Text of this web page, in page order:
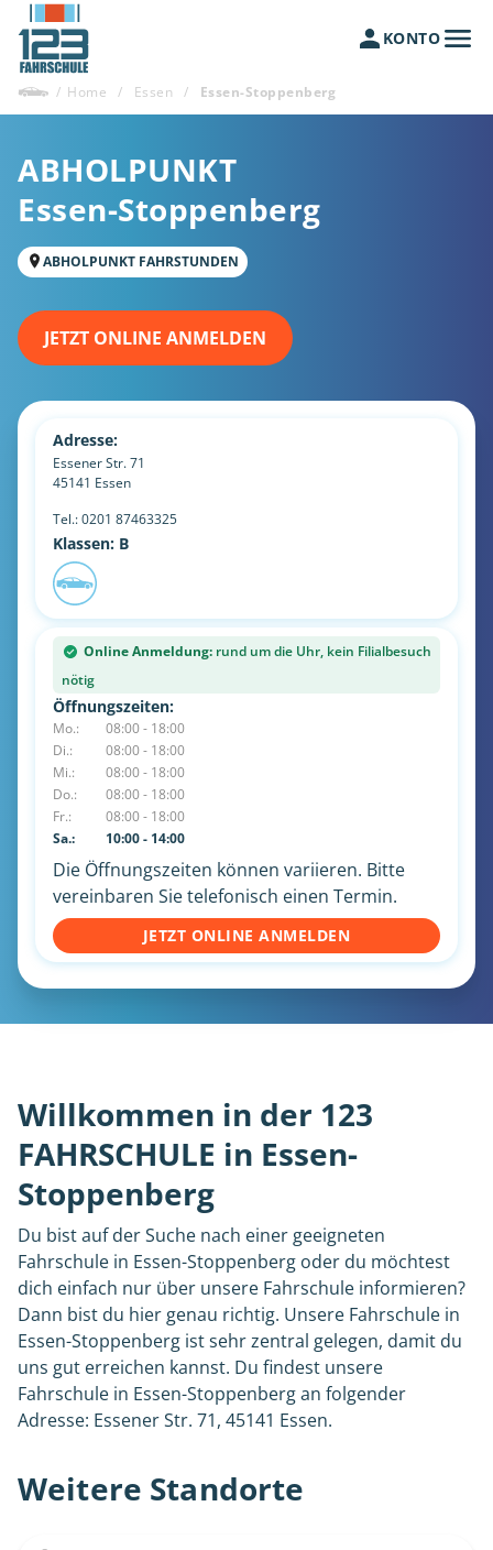
KONTO
/ Home / Essen / Essen-Stoppenberg
ABHOLPUNKT
Essen-Stoppenberg
ABHOLPUNKT FAHRSTUNDEN
JETZT ONLINE ANMELDEN
Adresse:
Essener Str. 71
45141 Essen
Tel.:0201 87463325
Klassen: B
Online Anmeldung: rund um die Uhr, kein Filialbesuch
nötig
Öffnungszeiten:
Mo.:
08:00 - 18:00
Di.:
08:00 - 18:00
Mi.:
08:00 - 18:00
Do.:
08:00 - 18:00
Fr.:
08:00 - 18:00
Sa.:
10:00 - 14:00
Die Öffnungszeiten können variieren. Bitte
vereinbaren Sie telefonisch einen Termin.
JETZT ONLINE ANMELDEN
Willkommen in der 123
FAHRSCHULE in Essen-
Stoppenberg
Du bist auf der Suche nach einer geeigneten
Fahrschule in Essen-Stoppenberg oder du möchtest
dich einfach nur über unsere Fahrschule informieren?
Dann bist du hier genau richtig. Unsere Fahrschule in
Essen-Stoppenberg ist sehr zentral gelegen, damit du
uns gut erreichen kannst. Du findest unsere
Fahrschule in Essen-Stoppenberg an folgender
Adresse: Essener Str. 71, 45141 Essen.
Weitere Standorte